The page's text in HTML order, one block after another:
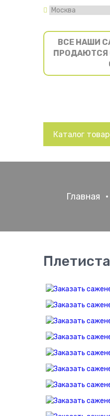
ВСЕ НАШИ
ПРОДАЮТСЯ
Каталог
Главная •